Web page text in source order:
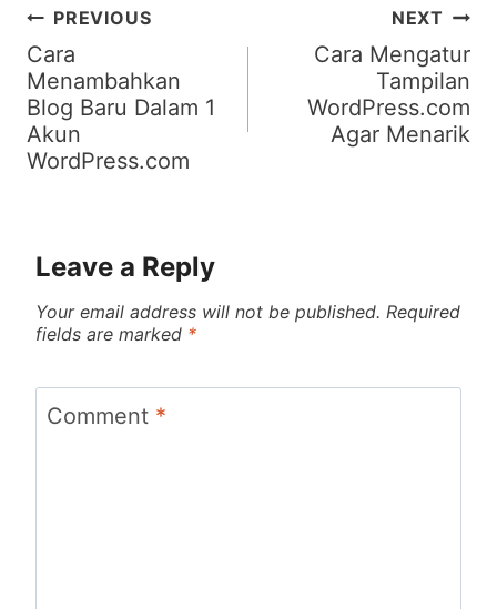
Post
navigation
PREVIOUS
Cara
Menambahkan
Blog Baru Dalam 1
Akun
WordPress.com
NEXT
Cara Mengatur
Tampilan
WordPress.com
Agar Menarik
Leave a Reply
Your email address will not be published. Required
fields are marked *
Comment *